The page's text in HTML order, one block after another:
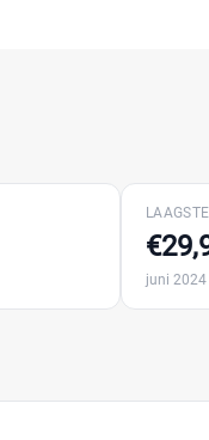
juni 2024